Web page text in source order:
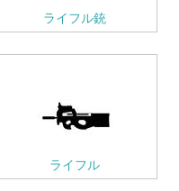
ライフル銃
ライフル